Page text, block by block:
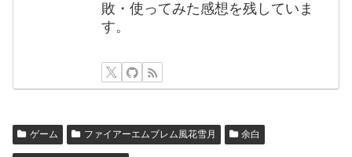
敗・使ってみた感想を残していま
す。
ゲーム ファイアーエムブレム風花雪月 余白